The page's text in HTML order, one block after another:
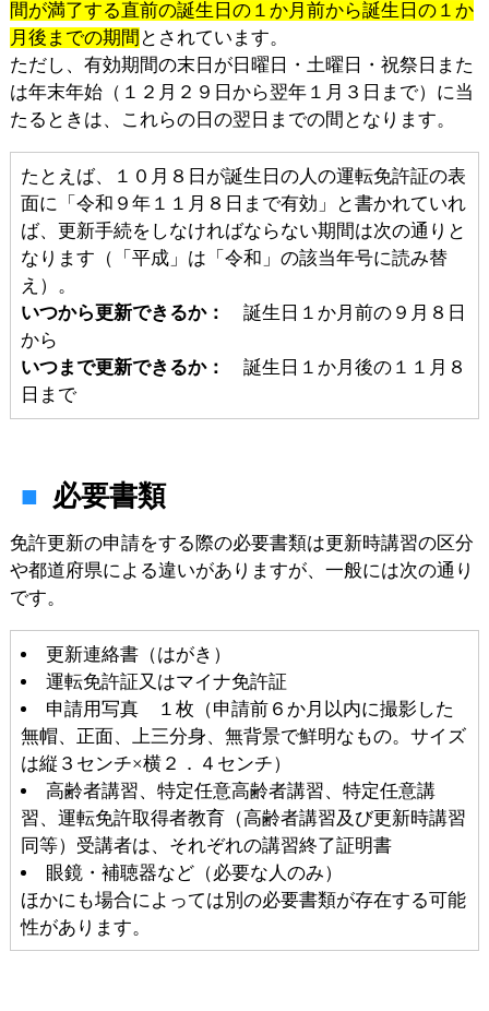
間が満了する直前の誕生日の１か月前から誕生日の１か
月後までの期間 とされています。
ただし、有効期間の末日が日曜日・土曜日・祝祭日また
は年末年始（１２月２９日から翌年１月３日まで）に当
たるときは、これらの日の翌日までの間となります。
たとえば、１０月８日が誕生日の人の運転免許証の表
面に「令和９年１１月８日まで有効」と書かれていれ
ば、更新手続をしなければならない期間は次の通りと
なります（「平成」は「令和」の該当年号に読み替
え）。
いつから更新できるか：
誕生日１か月前の９月８日
から
いつまで更新できるか：
誕生日１か月後の１１月８
日まで
必要書類
免許更新の申請をする際の必要書類は更新時講習の区分
や都道府県による違いがありますが、一般には次の通り
です。
更新連絡書（はがき）
運転免許証又はマイナ免許証
申請用写真 １枚（申請前６か月以内に撮影した
無帽、正面、上三分身、無背景で鮮明なもの。サイズ
は縦３センチ×横２．４センチ）
高齢者講習、特定任意高齢者講習、特定任意講
習、運転免許取得者教育（高齢者講習及び更新時講習
同等）受講者は、それぞれの講習終了証明書
眼鏡・補聴器など（必要な人のみ）
ほかにも場合によっては別の必要書類が存在する可能
性があります。